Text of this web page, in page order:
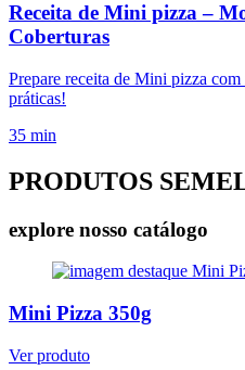
Receita de Mini pizza –
Coberturas
Prepare receita de Mini pizza
práticas!
35 min
PRODUTOS
explore nosso catálogo
Mini Pizza 350g
Ver produto